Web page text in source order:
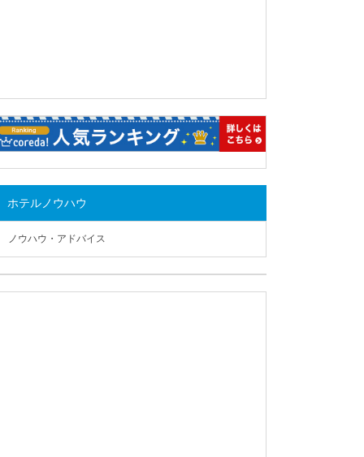
ホテルノウハウ
ノウハウ・アドバイス